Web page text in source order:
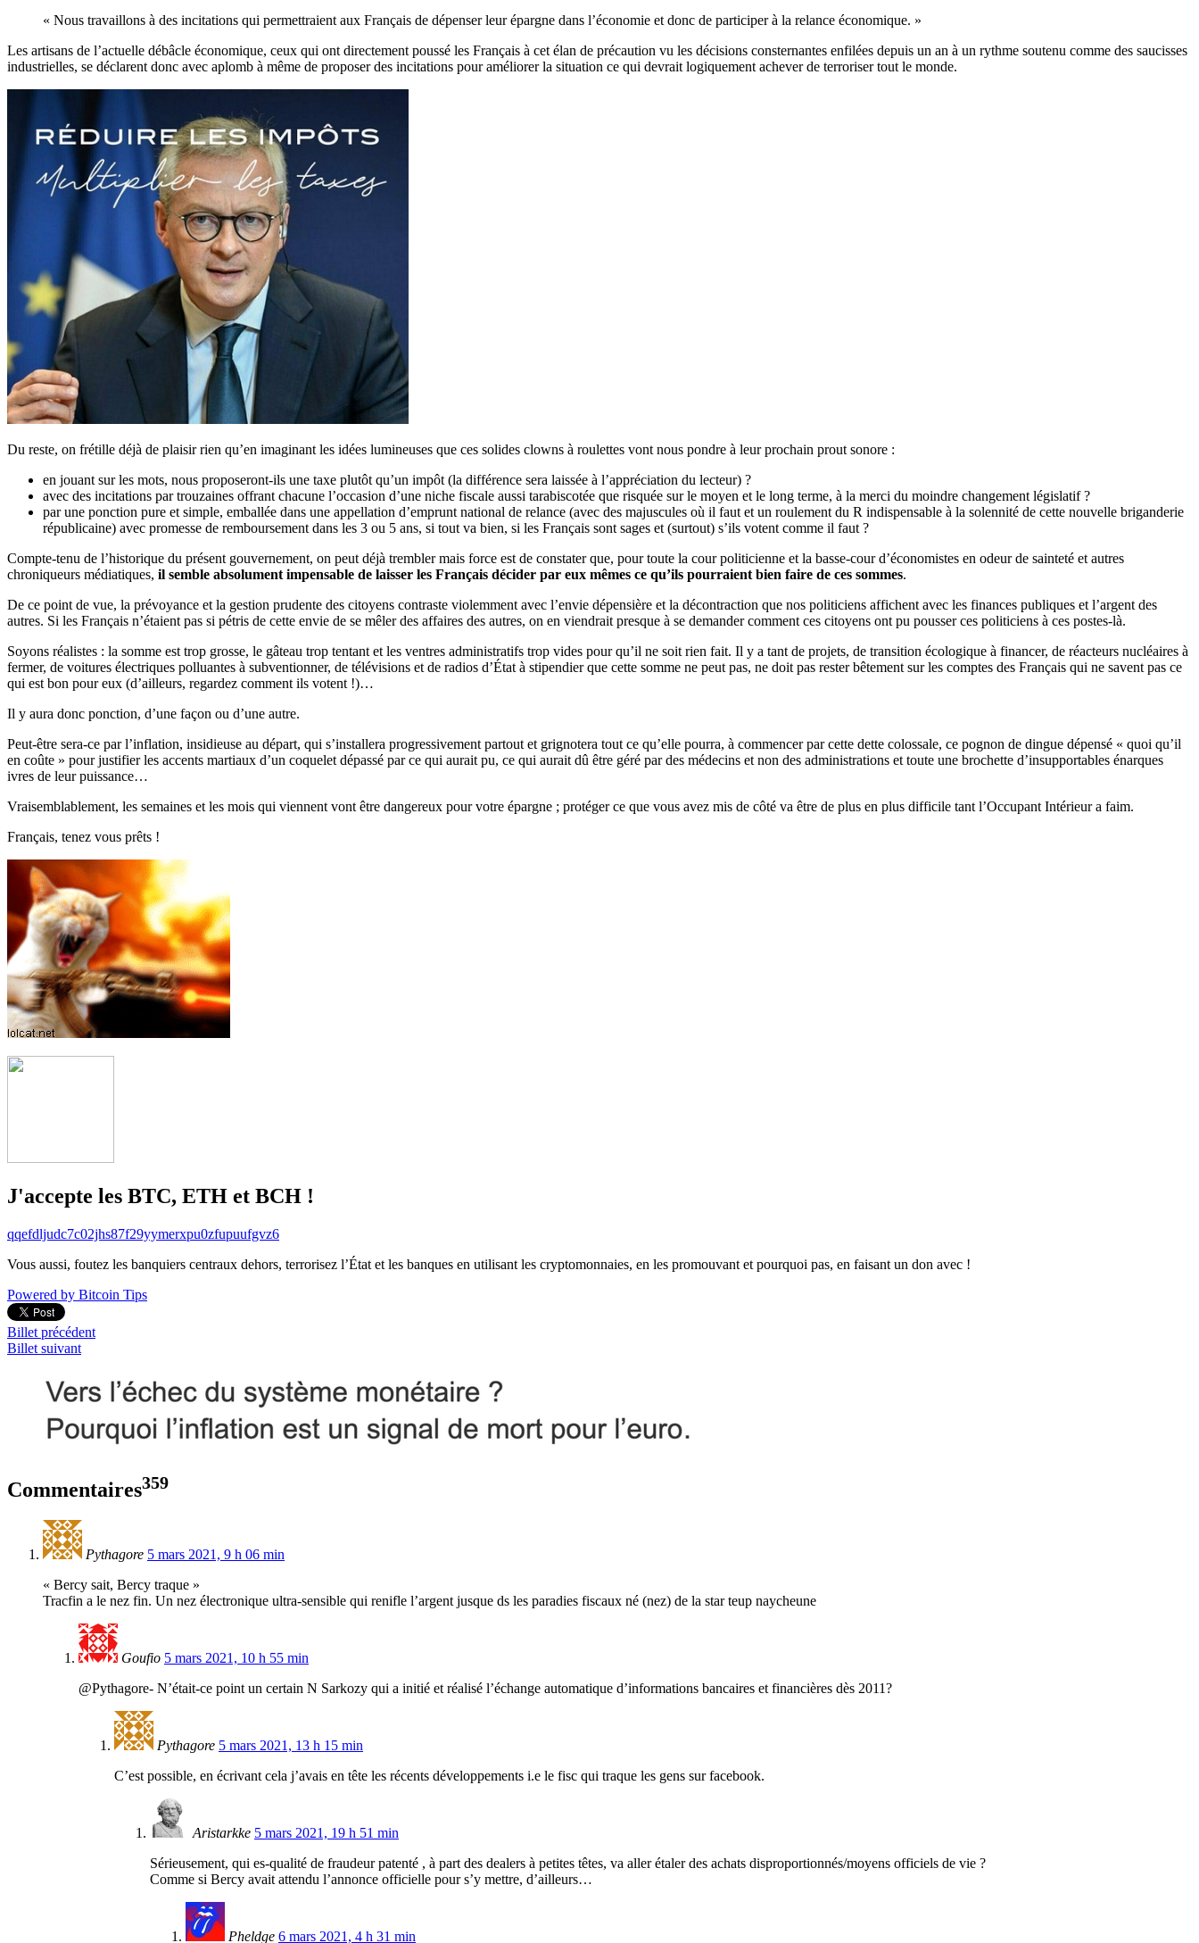
« Nous travaillons à des incitations qui permettraient aux Français de dépenser leur épargne dans l’économie et donc de participer à la relance économique. »
Les artisans de l’actuelle débâcle économique, ceux qui ont directement poussé les Français à cet élan de précaution vu les décisions consternantes enfilées depuis un an à un rythme soutenu comme des saucisses
industrielles, se déclarent donc avec aplomb à même de proposer des incitations pour améliorer la situation ce qui devrait logiquement achever de terroriser tout le monde.
Du reste, on frétille déjà de plaisir rien qu’en imaginant les idées lumineuses que ces solides clowns à roulettes vont nous pondre à leur prochain prout sonore :
en jouant sur les mots, nous proposeront-ils une taxe plutôt qu’un impôt (la différence sera laissée à l’appréciation du lecteur) ?
avec des incitations par trouzaines offrant chacune l’occasion d’une niche fiscale aussi tarabiscotée que risquée sur le moyen et le long terme, à la merci du moindre changement législatif ?
par une ponction pure et simple, emballée dans une appellation d’emprunt national de relance (avec des majuscules où il faut et un roulement du R indispensable à la solennité de cette nouvelle briganderie
républicaine) avec promesse de remboursement dans les 3 ou 5 ans, si tout va bien, si les Français sont sages et (surtout) s’ils votent comme il faut ?
Compte-tenu de l’historique du présent gouvernement, on peut déjà trembler mais force est de constater que, pour toute la cour politicienne et la basse-cour d’économistes en odeur de sainteté et autres
chroniqueurs médiatiques, il semble absolument impensable de laisser les Français décider par eux mêmes ce qu’ils pourraient bien faire de ces sommes.
De ce point de vue, la prévoyance et la gestion prudente des citoyens contraste violemment avec l’envie dépensière et la décontraction que nos politiciens affichent avec les finances publiques et l’argent des
autres. Si les Français n’étaient pas si pétris de cette envie de se mêler des affaires des autres, on en viendrait presque à se demander comment ces citoyens ont pu pousser ces politiciens à ces postes-là.
Soyons réalistes : la somme est trop grosse, le gâteau trop tentant et les ventres administratifs trop vides pour qu’il ne soit rien fait. Il y a tant de projets, de transition écologique à financer, de réacteurs nucléaires à
fermer, de voitures électriques polluantes à subventionner, de télévisions et de radios d’État à stipendier que cette somme ne peut pas, ne doit pas rester bêtement sur les comptes des Français qui ne savent pas ce
qui est bon pour eux (d’ailleurs, regardez comment ils votent !)…
Il y aura donc ponction, d’une façon ou d’une autre.
Peut-être sera-ce par l’inflation, insidieuse au départ, qui s’installera progressivement partout et grignotera tout ce qu’elle pourra, à commencer par cette dette colossale, ce pognon de dingue dépensé « quoi qu’il
en coûte » pour justifier les accents martiaux d’un coquelet dépassé par ce qui aurait pu, ce qui aurait dû être géré par des médecins et non des administrations et toute une brochette d’insupportables énarques
ivres de leur puissance…
Vraisemblablement, les semaines et les mois qui viennent vont être dangereux pour votre épargne ; protéger ce que vous avez mis de côté va être de plus en plus difficile tant l’Occupant Intérieur a faim.
Français, tenez vous prêts !
J'accepte les BTC, ETH et BCH !
qqefdljudc7c02jhs87f29yymerxpu0zfupuufgvz6
Vous aussi, foutez les banquiers centraux dehors, terrorisez l’État et les banques en utilisant les cryptomonnaies, en les promouvant et pourquoi pas, en faisant un don avec !
Powered by Bitcoin Tips
Billet précédent
Billet suivant
Commentaires359
Pythagore 5 mars 2021, 9 h 06 min
« Bercy sait, Bercy traque »
Tracfin a le nez fin. Un nez électronique ultra-sensible qui renifle l’argent jusque ds les paradies fiscaux né (nez) de la star teup naycheune
Goufio 5 mars 2021, 10 h 55 min
@Pythagore- N’était-ce point un certain N Sarkozy qui a initié et réalisé l’échange automatique d’informations bancaires et financières dès 2011?
Pythagore 5 mars 2021, 13 h 15 min
C’est possible, en écrivant cela j’avais en tête les récents développements i.e le fisc qui traque les gens sur facebook.
Aristarkke 5 mars 2021, 19 h 51 min
Sérieusement, qui es-qualité de fraudeur patenté , à part des dealers à petites têtes, va aller étaler des achats disproportionnés/moyens officiels de vie ?
Comme si Bercy avait attendu l’annonce officielle pour s’y mettre, d’ailleurs…
Pheldge 6 mars 2021, 4 h 31 min